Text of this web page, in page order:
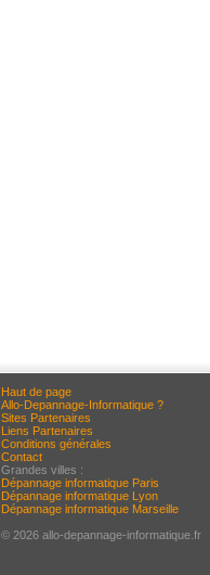
Haut de page
Allo-Depannage-Informatique ?
Sites Partenaires
Liens Partenaires
Conditions générales
Contact
Grandes villes :
Dépannage informatique Paris
Dépannage informatique Lyon
Dépannage informatique Marseille
© 2026 allo-depannage-informatique.fr